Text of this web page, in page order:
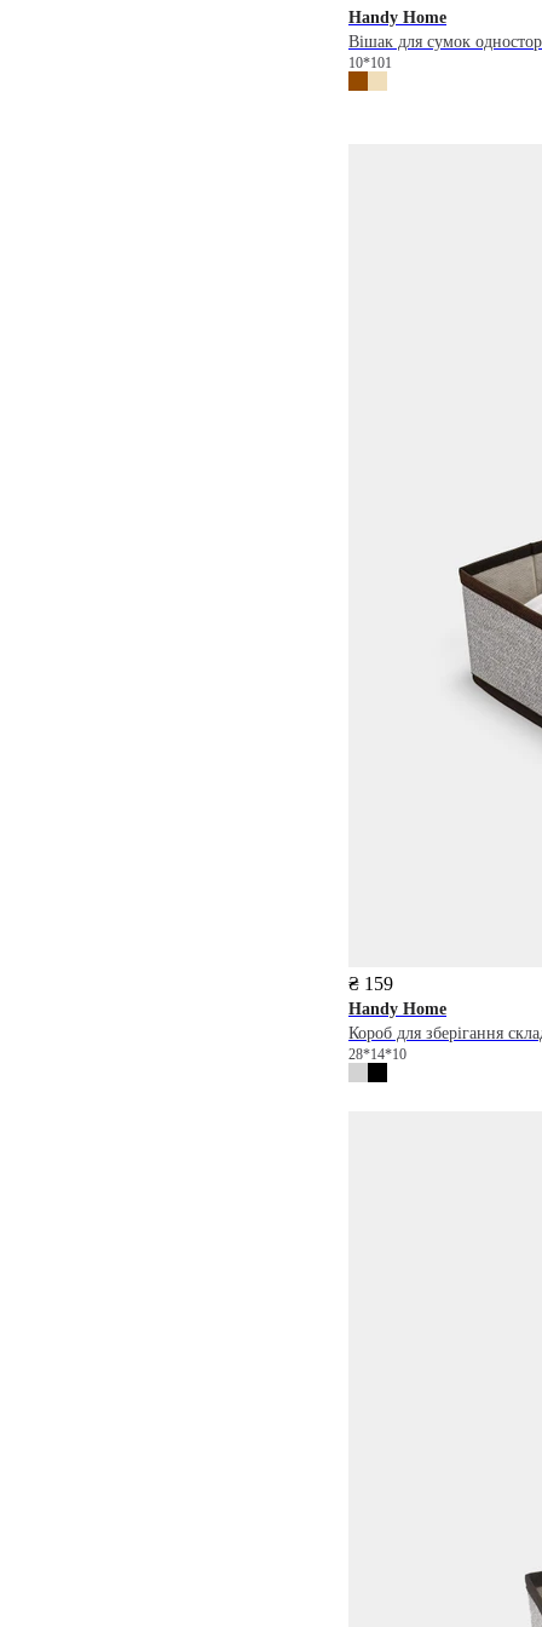
Handy Home
Вішак для сумок
10*101
₴ 159
Handy Home
Короб для зберігання
28*14*10